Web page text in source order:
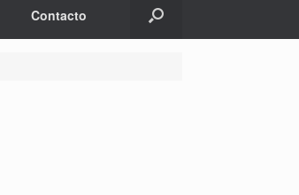
Contacto